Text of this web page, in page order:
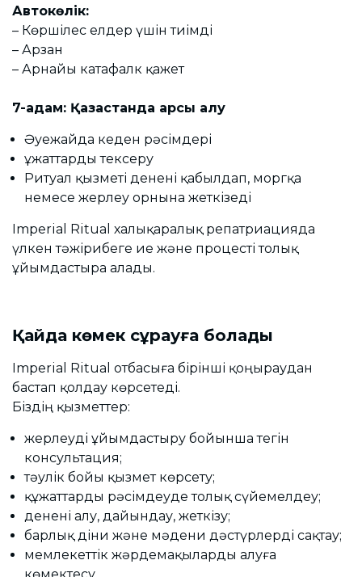
Автокөлік:
– Көршілес елдер үшін тиімді
– Арзан
– Арнайы катафалк қажет
7-қадам: Қазақстанда қарсы алу
Әуежайда кеден рәсімдері
Құжаттарды тексеру
Ритуал қызметі денені қабылдап, моргқа
немесе жерлеу орнына жеткізеді
Imperial Ritual халықаралық репатриацияда
үлкен тәжірибеге ие және процесті толық
ұйымдастыра алады.
Қайда көмек сұрауға болады
Imperial Ritual отбасыға бірінші қоңыраудан
бастап қолдау көрсетеді.
Біздің қызметтер:
жерлеуді ұйымдастыру бойынша тегін
консультация;
тәулік бойы қызмет көрсету;
құжаттарды рәсімдеуде толық сүйемелдеу;
денені алу, дайындау, жеткізу;
барлық діни және мәдени дәстүрлерді сақтау;
мемлекеттік жәрдемақыларды алуға